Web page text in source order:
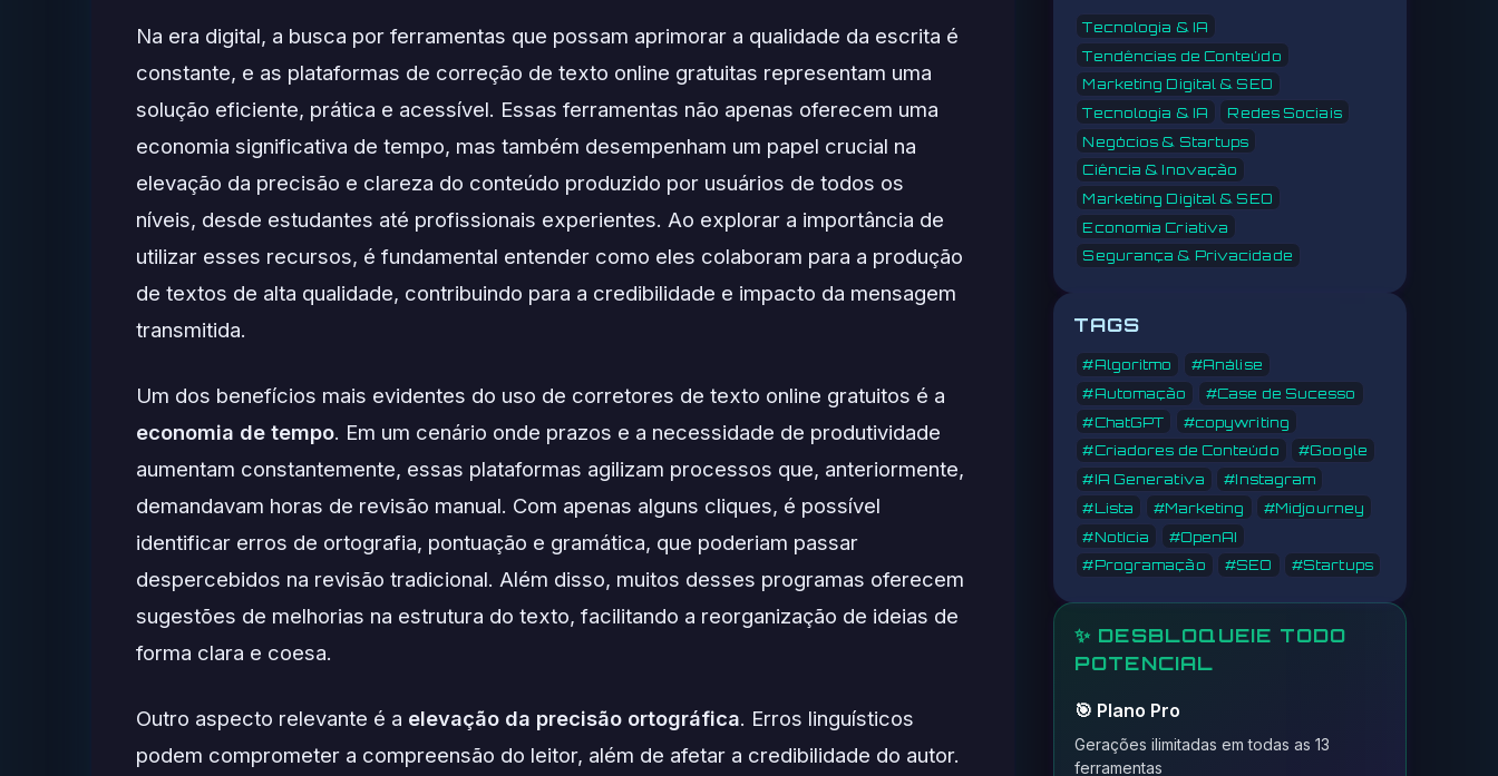
Na era digital, a busca por ferramentas que possam aprimorar a qualidade da escrita é
constante, e as plataformas de correção de texto online gratuitas representam uma
solução eficiente, prática e acessível. Essas ferramentas não apenas oferecem uma
economia significativa de tempo, mas também desempenham um papel crucial na
elevação da precisão e clareza do conteúdo produzido por usuários de todos os
níveis, desde estudantes até profissionais experientes. Ao explorar a importância de
utilizar esses recursos, é fundamental entender como eles colaboram para a produção
de textos de alta qualidade, contribuindo para a credibilidade e impacto da mensagem
transmitida.
Um dos benefícios mais evidentes do uso de corretores de texto online gratuitos é a
economia de tempo. Em um cenário onde prazos e a necessidade de produtividade
aumentam constantemente, essas plataformas agilizam processos que, anteriormente,
demandavam horas de revisão manual. Com apenas alguns cliques, é possível
identificar erros de ortografia, pontuação e gramática, que poderiam passar
despercebidos na revisão tradicional. Além disso, muitos desses programas oferecem
sugestões de melhorias na estrutura do texto, facilitando a reorganização de ideias de
forma clara e coesa.
Outro aspecto relevante é a elevação da precisão ortográfica. Erros linguísticos
podem comprometer a compreensão do leitor, além de afetar a credibilidade do autor.
Tecnologia & IA
Tendências de Conteúdo
Marketing Digital & SEO
Tecnologia & IA
Redes Sociais
Negócios & Startups
Ciência & Inovação
Marketing Digital & SEO
Economia Criativa
Segurança & Privacidade
TAGS
#Algoritmo
#Análise
#Automação
#Case de Sucesso
#ChatGPT
#copywriting
#Criadores de Conteúdo
#Google
#IA Generativa
#Instagram
#Lista
#Marketing
#Midjourney
#Notícia
#OpenAI
#Programação
#SEO #Startups
✨ DESBLOQUEIE TODO
POTENCIAL
🎯 Plano Pro
Gerações ilimitadas em todas as 13
ferramentas